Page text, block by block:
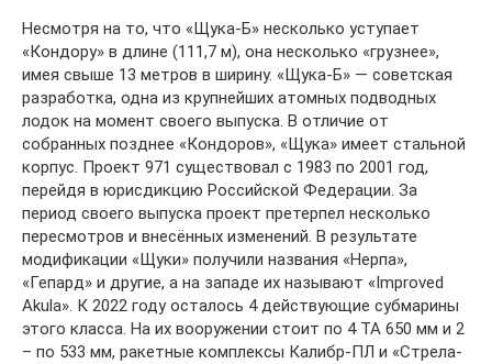
Несмотря на то, что «Щука-Б» несколько уступает
«Кондору» в длине (111,7 м), она несколько «грузнее»,
имея свыше 13 метров в ширину. «Щука-Б» — советская
разработка, одна из крупнейших атомных подводных
лодок на момент своего выпуска. В отличие от
собранных позднее «Кондоров», «Щука» имеет стальной
корпус. Проект 971 существовал с 1983 по 2001 год,
перейдя в юрисдикцию Российской Федерации. За
период своего выпуска проект претерпел несколько
пересмотров и внесённых изменений. В результате
модификации «Щуки» получили названия «Нерпа»,
«Гепард» и другие, а на западе их называют «Improved
Akula». К 2022 году осталось 4 действующие субмарины
этого класса. На их вооружении стоит по 4 ТА 650 мм и 2
– по 533 мм, ракетные комплексы Калибр-ПЛ и «Стрела-